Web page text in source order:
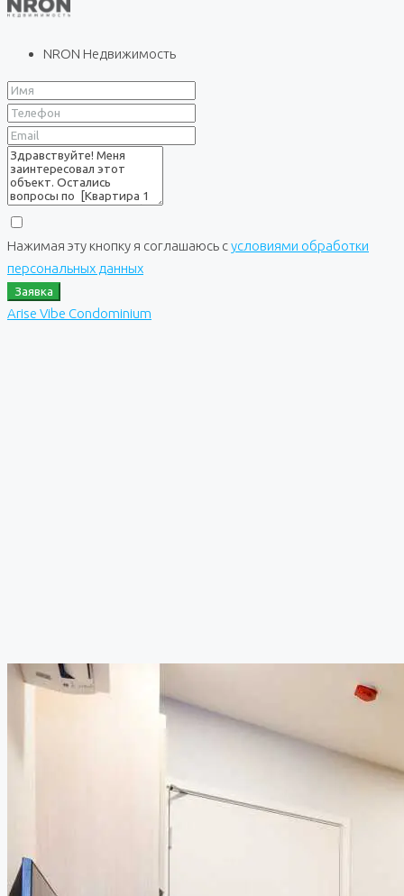
NRON Недвижимость
Нажимая эту кнопку я соглашаюсь сусловиями обработки
персональных данных
Заявка
Arise Vibe Condominium